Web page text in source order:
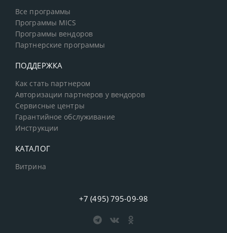
Все программы
Программы MICS
Программы вендоров
Партнерские программы
ПОДДЕРЖКА
Как стать партнером
Авторизации партнеров у вендоров
Сервисные центры
Гарантийное обслуживание
Инструкции
КАТАЛОГ
Витрина
+7 (495) 795-09-98